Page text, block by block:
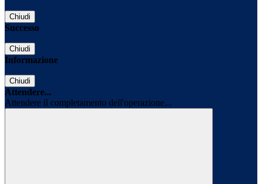
Chiudi
Successo
Chiudi
Informazione
Chiudi
Attendere...
Attendere il completamento dell'operazione...